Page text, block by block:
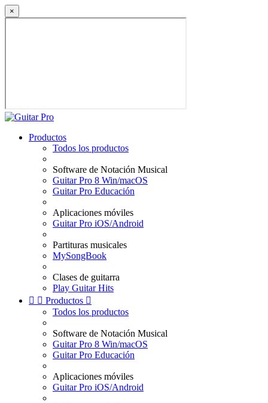
×
Productos
Todos los productos
Software de Notación Musical
Guitar Pro 8 Win/macOS
Guitar Pro Educación
Aplicaciones móviles
Guitar Pro iOS/Android
Partituras musicales
MySongBook
Clases de guitarra
Play Guitar Hits
  Productos 
Todos los productos
Software de Notación Musical
Guitar Pro 8 Win/macOS
Guitar Pro Educación
Aplicaciones móviles
Guitar Pro iOS/Android